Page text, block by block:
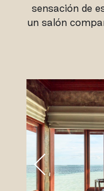
sensación de
un salón